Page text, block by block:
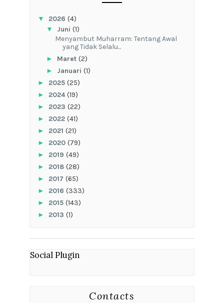
▼ 2026 (4)
▼ Juni (1)
Menyambut Muharram: Tentang Awal
yang Tidak Selalu...
► Maret (2)
► Januari (1)
► 2025 (25)
► 2024(19)
► 2023 (22)
► 2022 (41)
► 2021 (21)
► 2020 (79)
► 2019 (49)
► 2018 (28)
► 2017 (65)
► 2016 (333)
► 2015 (143)
► 2013 (1)
Social Plugin
Contacts